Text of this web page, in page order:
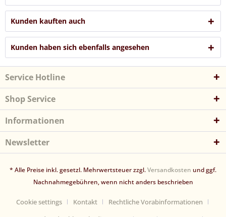
Kunden kauften auch
Kunden haben sich ebenfalls angesehen
Service Hotline
Shop Service
Informationen
Newsletter
* Alle Preise inkl. gesetzl. Mehrwertsteuer zzgl.Versandkosten und ggf.
Nachnahmegebühren, wenn nicht anders beschrieben
Cookie settings Kontakt
Rechtliche Vorabinformationen